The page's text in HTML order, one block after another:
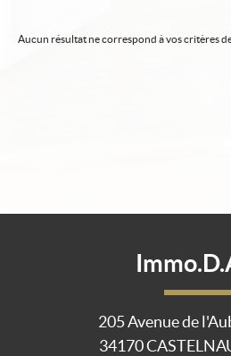
Aucun résultat ne correspond à vos critères
205 Avenue de
34170